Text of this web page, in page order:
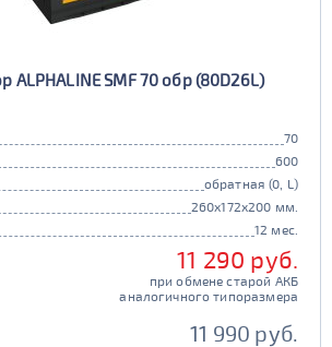
ALPHALINE SMF 70 обр (80D26L)
70
600
обратная (0, L)
260x172x200 мм.
12 мес.
11 290 руб.
при обмене старой АКБ
аналогичного типоразмера
11 990 руб.